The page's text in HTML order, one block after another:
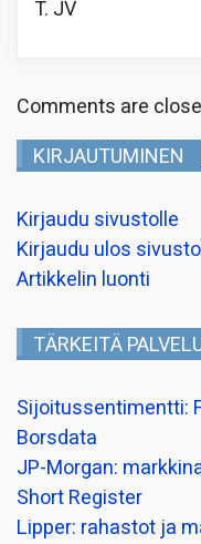
T. JV
Comments are
KIRJAUTUMINEN
Kirjaudu sivustolle
Kirjaudu ulos
Artikkelin luonti
TÄRKEITÄ
Sijoitussentimentti:
Borsdata
JP-Morgan:
Short Register
Lipper: rahastot ja